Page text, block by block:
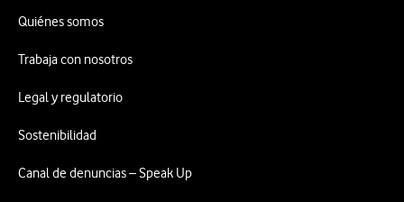
Quiénes somos
Trabaja con nosotros
Legal y regulatorio
Sostenibilidad
Canal de denuncias – Speak Up